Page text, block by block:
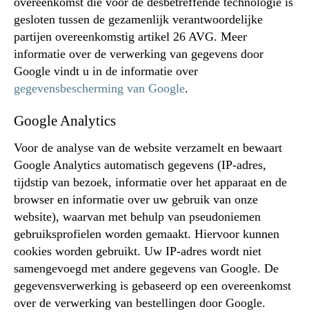
gesloten tussen de gezamenlijk verantwoordelijke
partijen overeenkomstig artikel 26 AVG. Meer
informatie over de verwerking van gegevens door
Google vindt u in de informatie over
gegevensbescherming van Google.
Google Analytics
Voor de analyse van de website verzamelt en bewaart
Google Analytics automatisch gegevens (IP-adres,
tijdstip van bezoek, informatie over het apparaat en de
browser en informatie over uw gebruik van onze
website), waarvan met behulp van pseudoniemen
gebruiksprofielen worden gemaakt. Hiervoor kunnen
cookies worden gebruikt. Uw IP-adres wordt niet
samengevoegd met andere gegevens van Google. De
gegevensverwerking is gebaseerd op een overeenkomst
over de verwerking van bestellingen door Google.